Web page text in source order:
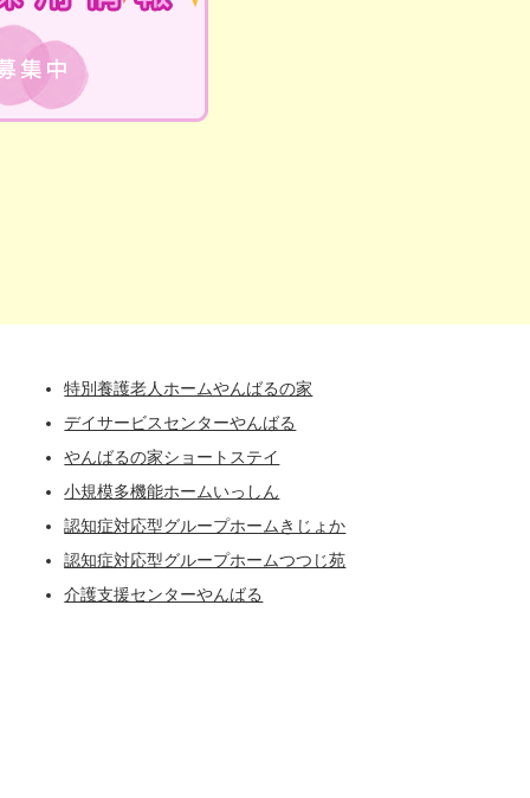
特別養護老人ホームやんばるの家
デイサービスセンターやんばる
やんばるの家ショートステイ
小規模多機能ホームいっしん
認知症対応型グループホームきじょか
認知症対応型グループホームつつじ苑
介護支援センターやんばる